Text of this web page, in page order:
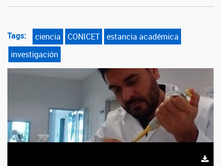
Tags: ciencia CONICET
estancia académica
investigación